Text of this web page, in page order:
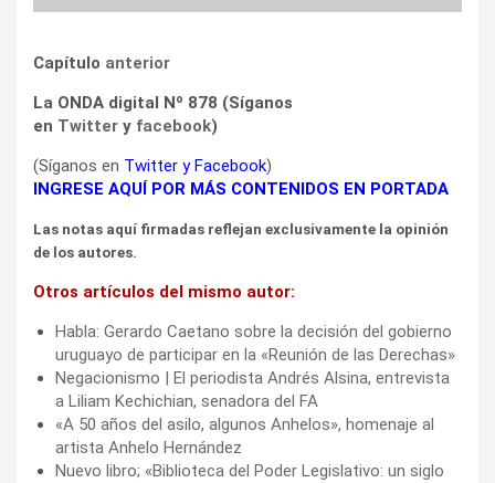
Capítulo anterior
La ONDA digital Nº 878 (Síganos
en Twitter y facebook)
(Síganos en Twitter yFacebook)
INGRESE AQUÍ POR MÁS CONTENIDOS EN PORTADA
Las notas aquí firmadas reflejan exclusivamente la opinión
de los autores.
Otros artículos del mismo autor:
Habla: Gerardo Caetano sobre la decisión del gobierno
uruguayo de participar en la «Reunión de las Derechas»
Negacionismo | El periodista Andrés Alsina, entrevista
a Liliam Kechichian, senadora del FA
«A 50 años del asilo, algunos Anhelos», homenaje al
artista Anhelo Hernández
Nuevo libro; «Biblioteca del Poder Legislativo: un siglo